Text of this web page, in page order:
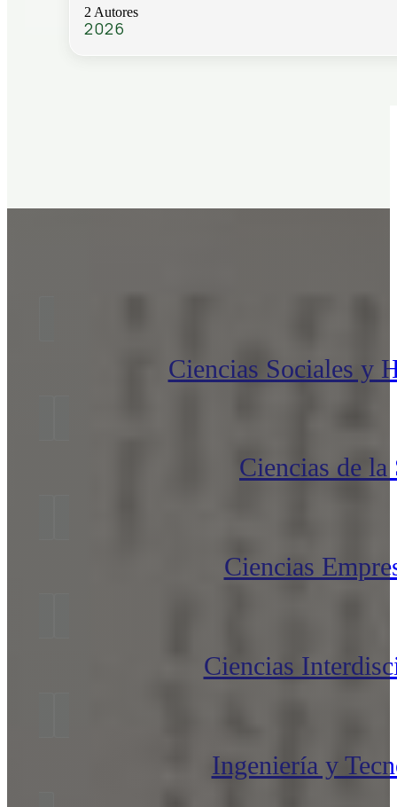
2 Autores
2026
Ciencias Sociales y
Ciencias de la
Ciencias
Ciencias
Ingeniería y